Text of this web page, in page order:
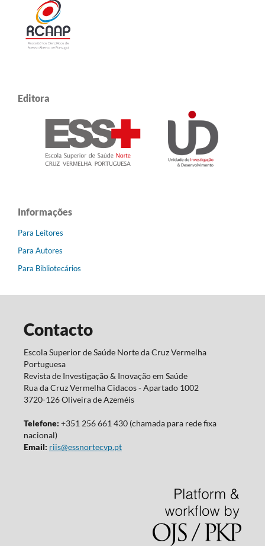
Editora
Informações
Para Leitores
Para Autores
Para Bibliotecários
Contacto
Escola Superior de Saúde Norte da Cruz Vermelha
Portuguesa
Revista de Investigação & Inovação em Saúde
Rua da Cruz Vermelha Cidacos - Apartado 1002
3720-126 Oliveira de Azeméis
Telefone: +351 256 661 430 (chamada para rede fixa
nacional)
Email: riis@essnortecvp.pt